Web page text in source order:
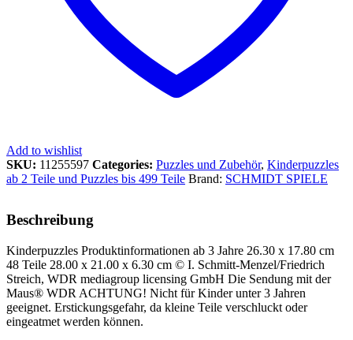
Add to wishlist
SKU: 11255597 Categories: Puzzles und Zubehör, Kinderpuzzles
ab 2 Teile und Puzzles bis 499 Teile Brand: SCHMIDT SPIELE
Beschreibung
Kinderpuzzles Produktinformationen ab 3 Jahre 26.30 x 17.80 cm
48 Teile 28.00 x 21.00 x 6.30 cm © I. Schmitt-Menzel/Friedrich
Streich, WDR mediagroup licensing GmbH Die Sendung mit der
Maus® WDR ACHTUNG! Nicht für Kinder unter 3 Jahren
geeignet. Erstickungsgefahr, da kleine Teile verschluckt oder
eingeatmet werden können.